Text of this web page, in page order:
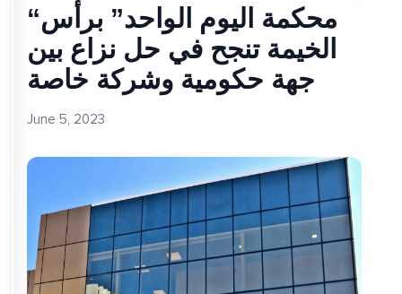
“محكمة اليوم الواحد” برأس
الخيمة تنجح في حل نزاع بين
جهة حكومية وشركة خاصة
June 5, 2023